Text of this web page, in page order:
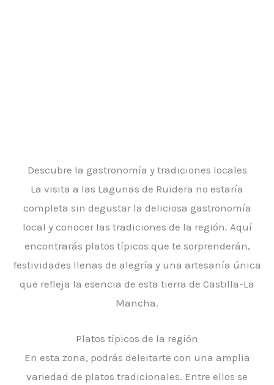
Descubre la gastronomía y tradiciones locales
La visita a las Lagunas de Ruidera no estaría
completa sin degustar la deliciosa gastronomía
local y conocer las tradiciones de la región. Aquí
encontrarás platos típicos que te sorprenderán,
festividades llenas de alegría y una artesanía única
que refleja la esencia de esta tierra de Castilla-La
Mancha.
Platos típicos de la región
En esta zona, podrás deleitarte con una amplia
variedad de platos tradicionales. Entre ellos se